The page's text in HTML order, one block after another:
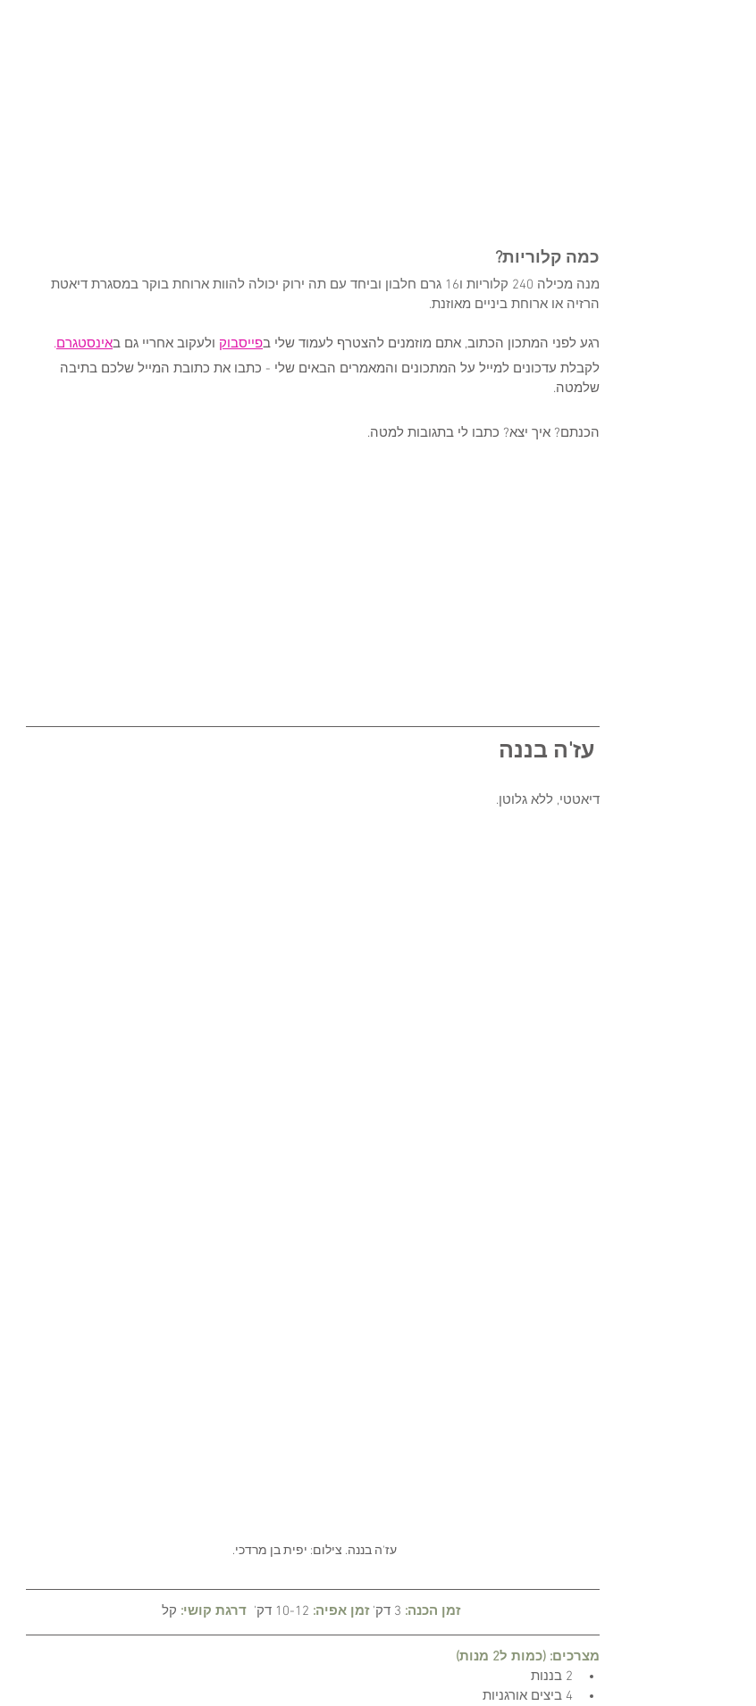
כמה קלוריות?
מנה מכילה 240 קלוריות ו16 גרם חלבון וביחד עם תה ירוק יכולה להוות ארוחת בוקר במסגרת דיאטת
הרזיה או ארוחת ביניים מאוזנת.
רגע לפני המתכון הכתוב, אתם מוזמנים להצטרף לעמוד שלי בפייסבוק ולעקוב אחריי גם באינסטגרם.
לקבלת עדכונים למייל על המתכונים והמאמרים הבאים שלי - כתבו את כתובת המייל שלכם בתיבה
שלמטה.
הכנתם? איך יצא? כתבו לי בתגובות למטה.
דיאטטי, ללא גלוטן.
עז'ה בננה. צילום: יפית בן מרדכי.
זמן הכנה: 3 דק' זמן אפיה: 10-12 דק' דרגת קושי: קל
מצרכים: (כמות ל2 מנות)
2 בננות
4 ביצים אורגניות